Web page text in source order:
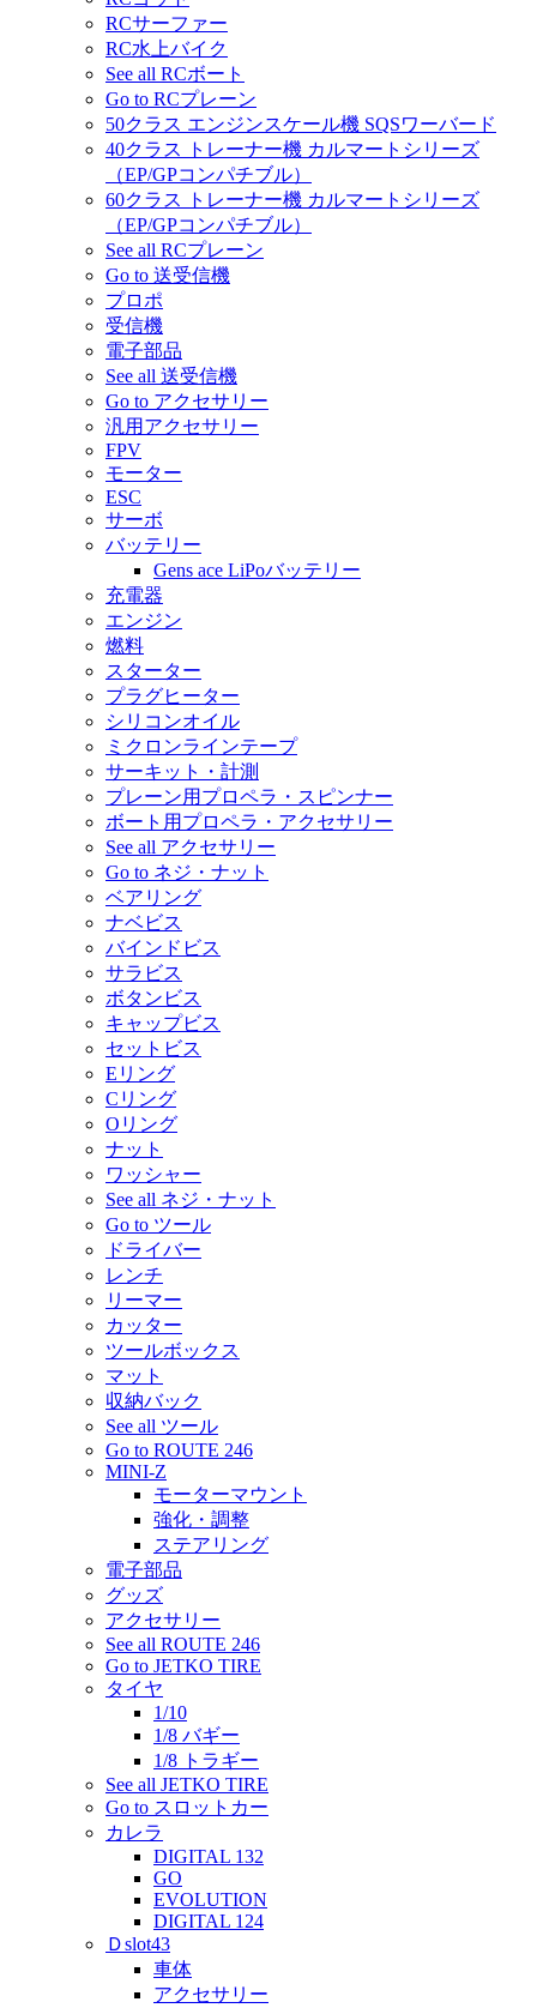
RCサーファー
RC水上バイク
See all RCボート
Go to RCプレーン
50クラス エンジンスケール機 SQSワーバード
40クラス トレーナー機 カルマートシリーズ
（EP/GPコンパチブル）
60クラス トレーナー機 カルマートシリーズ
（EP/GPコンパチブル）
See all RCプレーン
Go to 送受信機
プロポ
受信機
電子部品
See all 送受信機
Go to アクセサリー
汎用アクセサリー
FPV
モーター
ESC
サーボ
バッテリー
Gens ace LiPoバッテリー
充電器
エンジン
燃料
スターター
プラグヒーター
シリコンオイル
ミクロンラインテープ
サーキット・計測
プレーン用プロペラ・スピンナー
ボート用プロペラ・アクセサリー
See all アクセサリー
Go to ネジ・ナット
ベアリング
ナベビス
バインドビス
サラビス
ボタンビス
キャップビス
セットビス
Eリング
Cリング
Oリング
ナット
ワッシャー
See all ネジ・ナット
Go to ツール
ドライバー
レンチ
リーマー
カッター
ツールボックス
マット
収納バック
See all ツール
Go to ROUTE 246
MINI-Z
モーターマウント
強化・調整
ステアリング
電子部品
グッズ
アクセサリー
See all ROUTE 246
Go to JETKO TIRE
タイヤ
1/10
1/8 バギー
1/8 トラギー
See all JETKO TIRE
Go to スロットカー
カレラ
DIGITAL 132
GO
EVOLUTION
DIGITAL 124
Ｄslot43
車体
アクセサリー